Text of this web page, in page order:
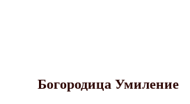
Богородица Умиление